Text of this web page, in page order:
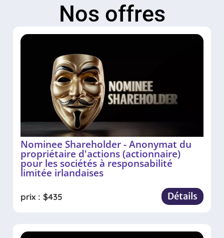
Nos offres
Nominee Shareholder - Anonymat du
propriétaire d'actions (actionnaire)
pour les sociétés à responsabilité
limitée irlandaises
prix : $435 Détails